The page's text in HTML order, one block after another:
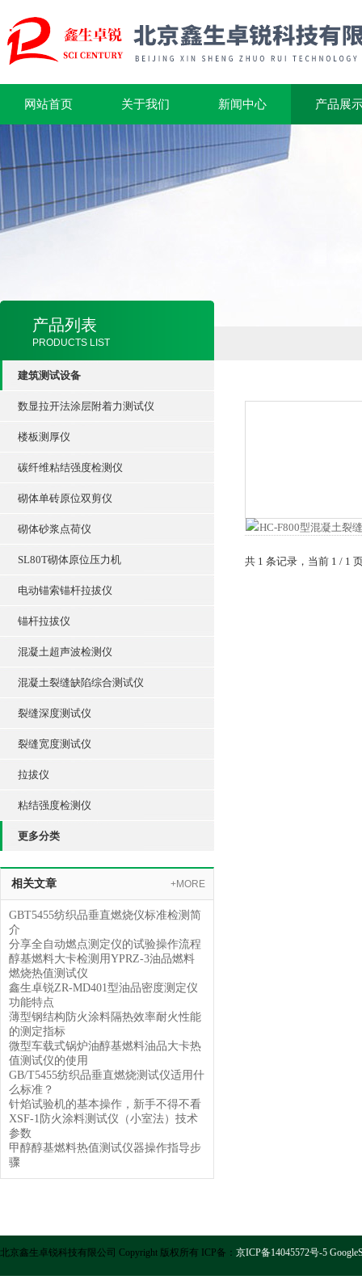
网站首页 关于我们 新闻中心 产品展
产品列表
PRODUCTS LIST
建筑测试设备
数显拉开法涂层附着力测试仪
楼板测厚仪
碳纤维粘结强度检测仪
砌体单砖原位双剪仪
砌体砂浆点荷仪
SL80T砌体原位压力机
电动锚索锚杆拉拔仪
锚杆拉拔仪
混凝土超声波检测仪
混凝土裂缝缺陷综合测试仪
裂缝深度测试仪
裂缝宽度测试仪
拉拔仪
粘结强度检测仪
更多分类
相关文章 +MORE
GBT5455纺织品垂直燃烧仪标准检测简
介
分享全自动燃点测定仪的试验操作流程
醇基燃料大卡检测用YPRZ-3油品燃料
燃烧热值测试仪
鑫生卓锐ZR-MD401型油品密度测定仪
功能特点
薄型钢结构防火涂料隔热效率耐火性能
的测定指标
微型车载式锅炉油醇基燃料油品大卡热
值测试仪的使用
GB/T5455纺织品垂直燃烧测试仪适用什
么标准？
针焰试验机的基本操作，新手不得不看
XSF-1防火涂料测试仪（小室法）技术
参数
甲醇醇基燃料热值测试仪器操作指导步
骤
共 1 条记录，当前 1 / 1
北京鑫生卓锐科技有限公司 Copyright 版权所有 ICP备： 京ICP备14045572号-5